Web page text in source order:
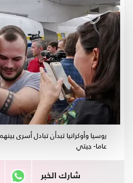
عاما- جيتي
شارك الخبر